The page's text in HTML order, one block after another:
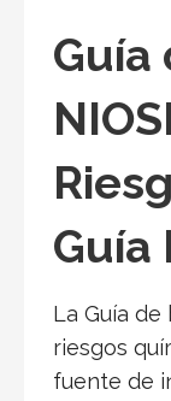
Guía
Guía
La Guía
riesgos
fuente de